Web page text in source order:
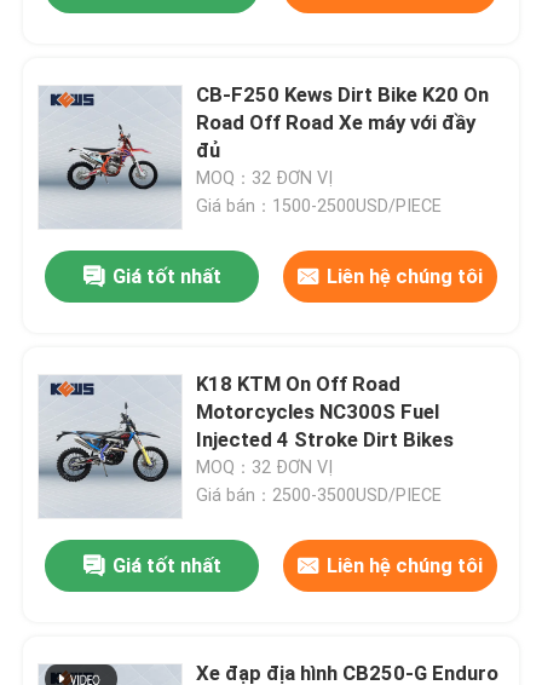
Về chúng tôi
Tham quan nhà máy
Kiểm soát chất lượng
Blog
Xe máy Enduro 4 thì
Xe máy Enduro hai thì
Rally xe máy
CB-F250 Kews Dirt Bike K20 On
Road Off Road Xe máy với đầy
đủ
MOQ：32 ĐƠN VỊ
Giá bán：1500-2500USD/PIECE
Giá tốt nhất Liên hệ chúng tôi
K18 KTM On Off Road
Motorcycles NC300S Fuel
Injected 4 Stroke Dirt Bikes
MOQ：32 ĐƠN VỊ
Giá bán：2500-3500USD/PIECE
Giá tốt nhất Liên hệ chúng tôi
Xe đạp địa hình CB250-G Enduro